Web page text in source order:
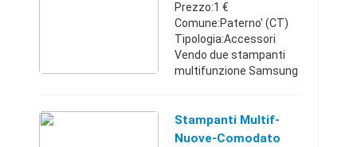
inchiostro Velocità d ...
Pezzi
Prezzo:1 €
Comune:Paterno' (CT)
Tipologia:Accessori
Vendo due stampanti
multifunzione Samsung
e quattro i colori
serbatoio raccogli toner
Stampanti Multif-
Nuove-Comodato